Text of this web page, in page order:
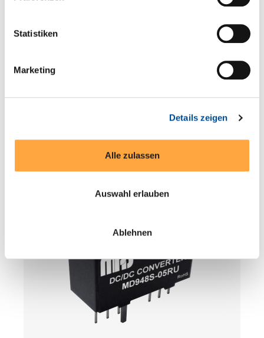
Statistiken
Marketing
Details zeigen
Alle zulassen
Auswahl erlauben
Ablehnen
ML105S-05SRI(TR) | | MicroPower Direct